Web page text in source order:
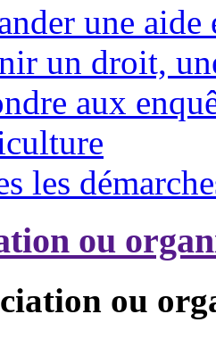
une aide
un droit,
aux
les
ou
ou